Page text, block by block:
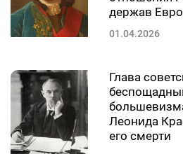
держав
01.04.2026
Глава
Леонида
его смерти